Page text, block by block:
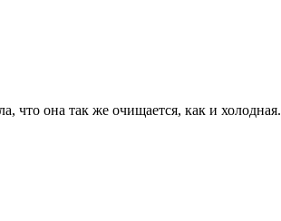
что она так же очищается, как и холодная.